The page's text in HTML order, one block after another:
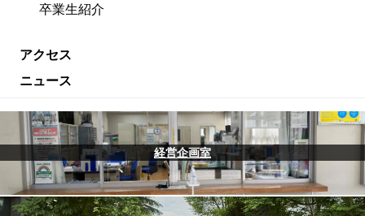
卒業生紹介
アクセス
ニュース
経営企画室